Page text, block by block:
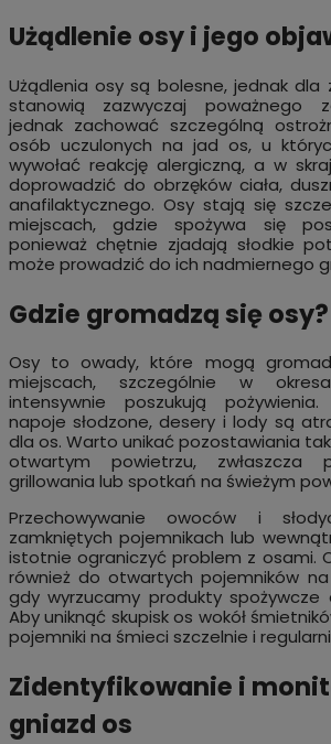
Użądlenie osy i jego
Użądlenia osy są bolesne, jednak dla
stanowią zazwyczaj poważnego
jednak zachować szczególną
osób uczulonych na jad os, u
wywołać reakcję alergiczną, a w
doprowadzić do obrzęków ciała,
anafilaktycznego. Osy stają się
miejscach, gdzie spożywa się
ponieważ chętnie zjadają słodkie
może prowadzić do ich nadmiernego
Gdzie gromadzą się osy?
Osy to owady, które mogą
miejscach, szczególnie w
intensywnie poszukują
napoje słodzone, desery i lody są
dla os. Warto unikać pozostawiania
otwartym powietrzu, zwłaszcza
grillowania lub spotkań na świeżym
Przechowywanie owoców i
zamkniętych pojemnikach lub
istotnie ograniczyć problem z osami.
również do otwartych pojemników na
gdy wyrzucamy produkty spożywcze
Aby uniknąć skupisk os wokół
pojemniki na śmieci szczelnie i
Zidentyfikowanie i
gniazd os